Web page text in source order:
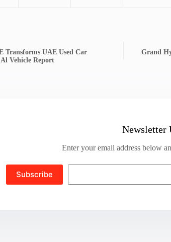
Grand
Transforms UAE Used Car
Vehicle Report
Newsletter
Enter your email address below
Subscribe